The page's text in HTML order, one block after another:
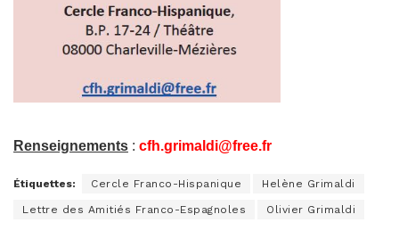
Renseignements : cfh.grimaldi@free.fr
Étiquettes: Cercle Franco-Hispanique Helène Grimaldi
Lettre des Amitiés Franco-Espagnoles Olivier Grimaldi